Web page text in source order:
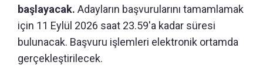
başlayacak. Adayların başvurularını tamamlamak
için 11 Eylül 2026 saat 23.59'a kadar süresi
bulunacak. Başvuru işlemleri elektronik ortamda
gerçekleştirilecek.